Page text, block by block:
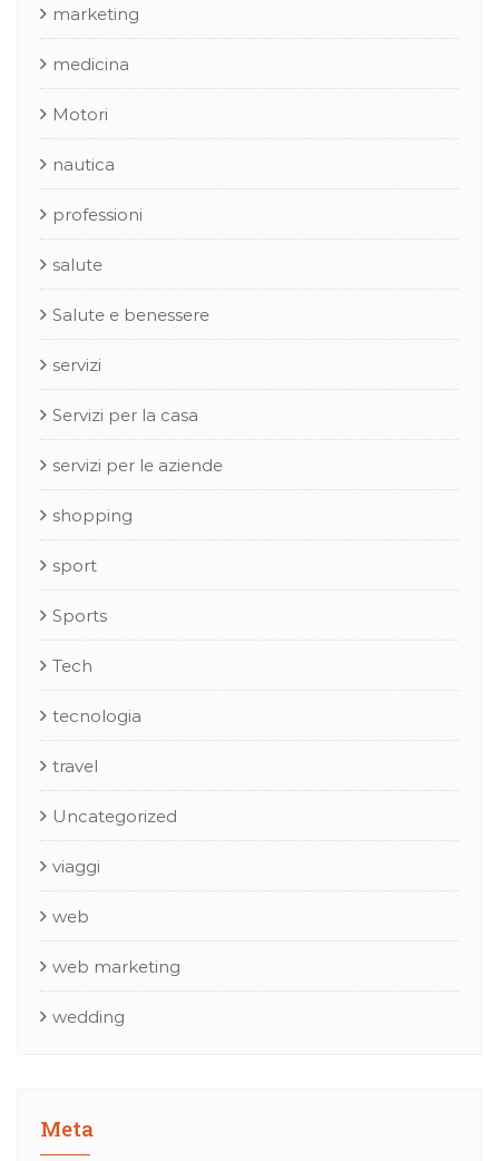
marketing
medicina
Motori
nautica
professioni
salute
Salute e benessere
servizi
Servizi per la casa
servizi per le aziende
shopping
sport
Sports
Tech
tecnologia
travel
Uncategorized
viaggi
web
web marketing
wedding
Meta